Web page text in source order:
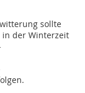
sollte
der Winterzeit